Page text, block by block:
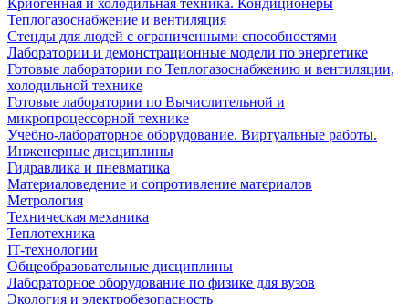
Криогенная и холодильная техника. Кондиционеры
Теплогазоснабжение и вентиляция
Стенды для людей с ограниченными способностями
Лаборатории и демонстрационные модели по энергетике
Готовые лаборатории по Теплогазоснабжению и вентиляции,
холодильной технике
Готовые лаборатории по Вычислительной и
микропроцессорной технике
Учебно-лабораторное оборудование. Виртуальные работы.
Инженерные дисциплины
Гидравлика и пневматика
Материаловедение и сопротивление материалов
Метрология
Техническая механика
Теплотехника
IT-технологии
Общеобразовательные дисциплины
Лабораторное оборудование по физике для вузов
Экология и электробезопасность